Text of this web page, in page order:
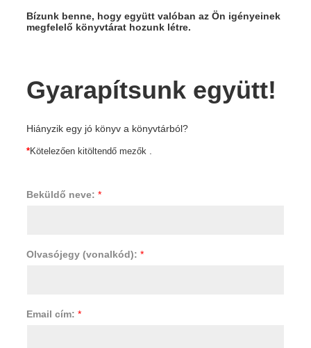
Bízunk benne, hogy együtt valóban az Ön igényeinek
megfelelő könyvtárat hozunk létre.
Gyarapítsunk együtt!
Hiányzik egy jó könyv a könyvtárból?
*Kötelezően kitöltendő mezők
Beküldő neve: *
Olvasójegy (vonalkód): *
Email cím: *